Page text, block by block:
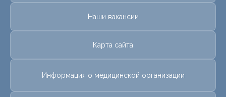
Наши вакансии
Карта сайта
Информация о медицинской организации